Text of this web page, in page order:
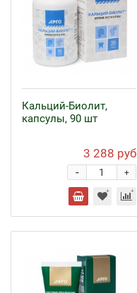
Кальций-Биолит,
капсулы, 90 шт
3 288 руб
+
-